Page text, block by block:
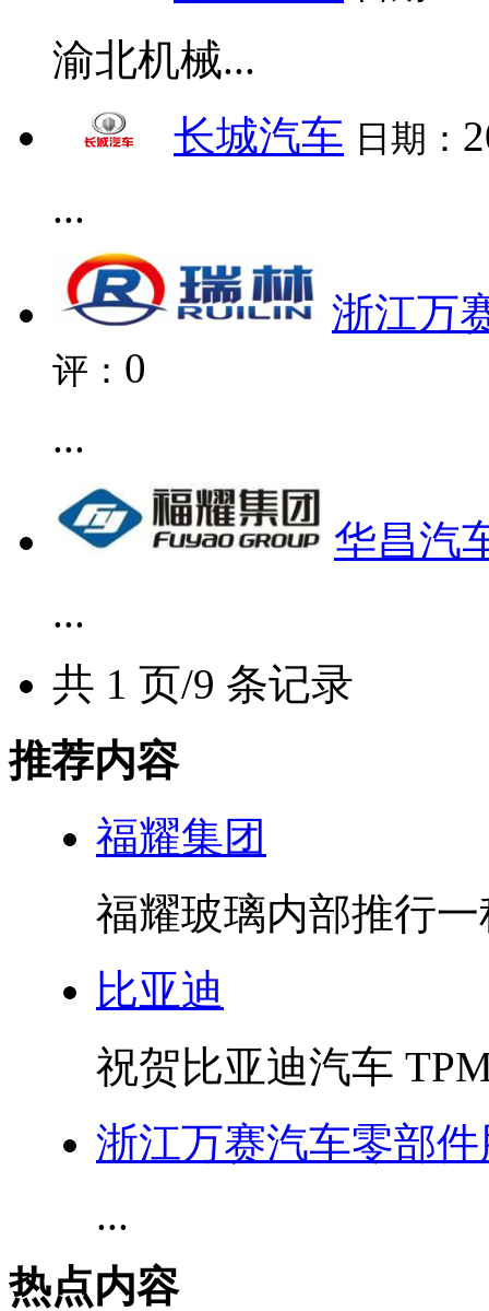
渝北机械...
长城汽车 日期：
...
浙江万
评： 0
...
华昌汽
...
共 1 页/9 条记录
推荐内容
福耀集团
福耀玻璃内部推行
比亚迪
祝贺比亚迪汽车
浙江万赛汽车零部
...
热点内容